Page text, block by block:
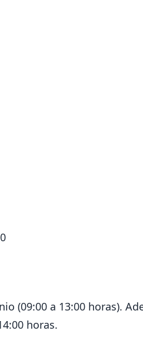
(09:00 a 13:00 horas).
horas.